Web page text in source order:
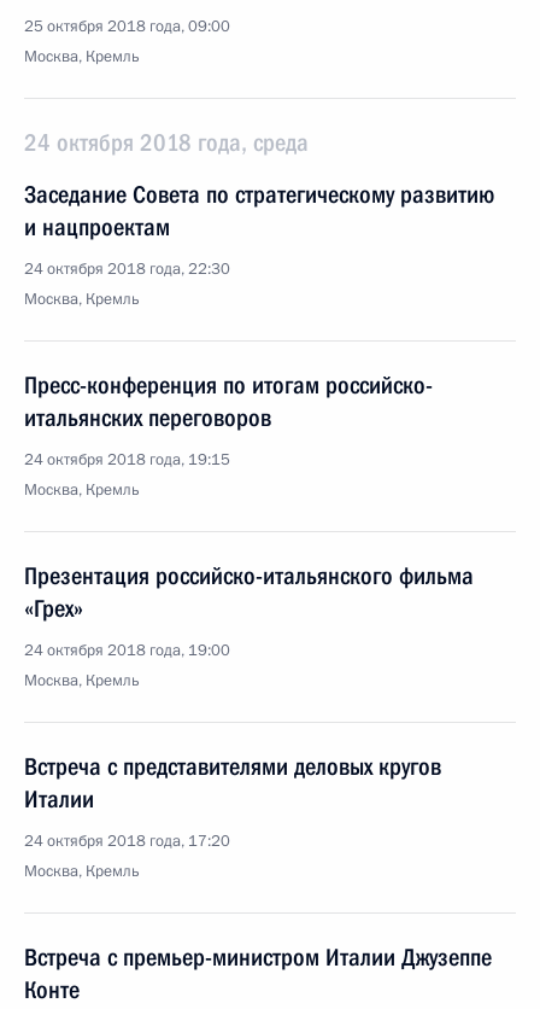
25 октября 2018 года, 09:00
Москва, Кремль
24 октября 2018 года, среда
Заседание Совета по стратегическому развитию
и нацпроектам
24 октября 2018 года, 22:30
Москва, Кремль
Пресс-конференция по итогам российско-
итальянских переговоров
24 октября 2018 года, 19:15
Москва, Кремль
Презентация российско-итальянского фильма
«Грех»
24 октября 2018 года, 19:00
Москва, Кремль
Встреча с представителями деловых кругов
Италии
24 октября 2018 года, 17:20
Москва, Кремль
Встреча с премьер-министром Италии Джузеппе
Конте